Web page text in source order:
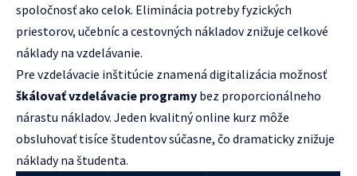
spoločnosť ako celok. Eliminácia potreby fyzických
priestorov, učebníc a cestovných nákladov znižuje celkové
náklady na vzdelávanie.
Pre vzdelávacie inštitúcie znamená digitalizácia možnosť
škálovať vzdelávacie programy bez proporcionálneho
nárastu nákladov. Jeden kvalitný online kurz môže
obsluhovať tisíce študentov súčasne, čo dramaticky znižuje
náklady na študenta.